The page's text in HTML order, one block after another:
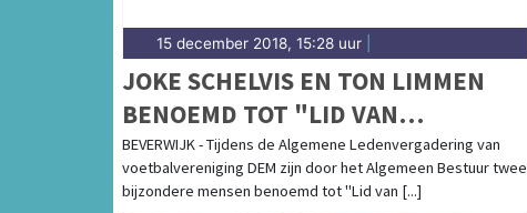
15 december 2018, 15:28 uur
JOKE SCHELVIS EN TON LIMMEN
BENOEMD TOT "LID VAN
VERDIENSTE" DEM
BEVERWIJK - Tijdens de Algemene Ledenvergadering van
voetbalvereniging DEM zijn door het Algemeen Bestuur twee
bijzondere mensen benoemd tot "Lid van [...]